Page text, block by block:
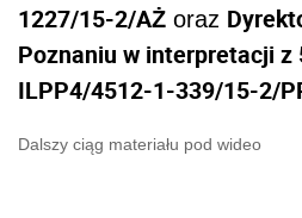
1227/15-2/AŻ oraz
Poznaniu w interpretacji z
ILPP4/4512-1-339/15-2/
Dalszy ciąg materiału pod wideo